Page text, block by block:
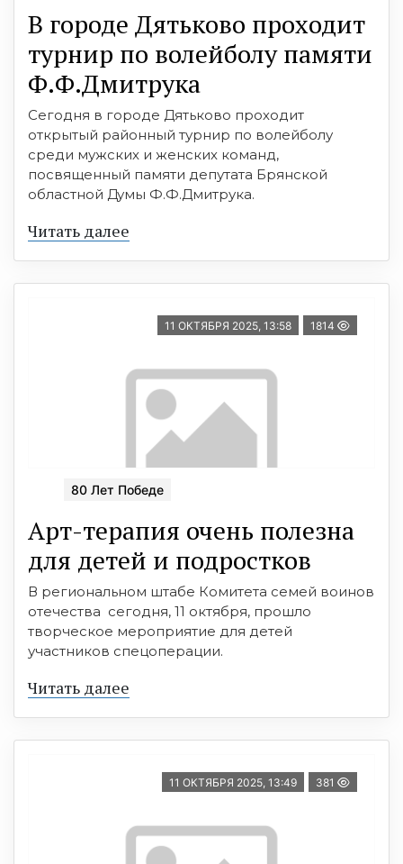
В городе Дятьково проходит
турнир по волейболу памяти
Ф.Ф.Дмитрука
Сегодня в городе Дятьково проходит
открытый районный турнир по волейболу
среди мужских и женских команд,
посвященный памяти депутата Брянской
областной Думы Ф.Ф.Дмитрука.
Читать далее
11 ОКТЯБРЯ 2025, 13:58 1814
80 Лет Победе
Арт-терапия очень полезна
для детей и подростков
В региональном штабе Комитета семей воинов
отечества сегодня, 11 октября, прошло
творческое мероприятие для детей
участников спецоперации.
Читать далее
11 ОКТЯБРЯ 2025, 13:49 381